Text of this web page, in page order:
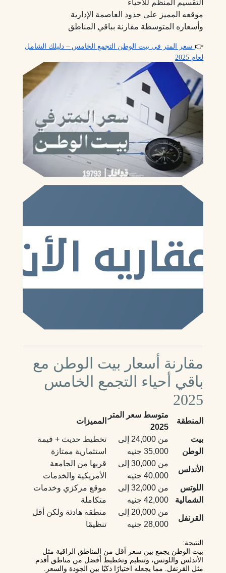
التقسيم المنظم للأحياء
موقعه المميز على حدود العاصمة الإدارية
وأسعاره المتوسطة مقارنة بباقي المناطق
👉 سعر المتر في بيت الوطن التجمع الخامس – دليلك الشامل
لعام 2025
مقارنة أسعار بيت الوطن مع
باقي أحياء التجمع الخامس
2025
المنطقة
متوسط سعر المتر
2025
المميزات
بيت
الوطن
من 24,000 إلى
35,000 جنيه
تخطيط حديث + قيمة
استثمارية ممتازة
الأندلس
من 30,000 إلى
40,000 جنيه
قربها من الجامعة
الأمريكية والخدمات
اللوتس
الشمالية
من 32,000 إلى
42,000 جنيه
موقع مركزي وخدمات
متكاملة
القرنفل
من 20,000 إلى
28,000 جنيه
منطقة هادئة ولكن أقل
تنظيمًا
النتيجة:
بيت الوطن يجمع بين سعر أقل من المناطق الراقية مثل
الأندلس واللوتس، وتنظيم وتخطيط أفضل من مناطق أقدم
مثل القرنفل. مما يجعله
اختيارًا ذكيًا بين الجودة والسعر